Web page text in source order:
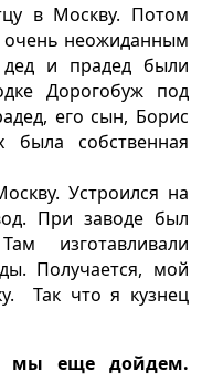
в Москву. Потом
очень неожиданным
и прадед были
Дорогобуж под
его сын, Борис
собственная
Устроился на
При заводе был
изготавливали
Получается, мой
Так что я кузнец
мы еще дойдем.